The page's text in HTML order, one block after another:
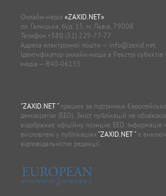
Онлайн-медіа «ZAXID.NET»
пл. Галицька, буд. 15, м. Львів, 79008
Телефон +380 (32) 229-77-77
Адреса електронної пошти — info@zaxid.net
Ідентифікатор онлайн-медіа в Реєстрі суб'єктів
медіа — R40-06155
"ZAXID.NET "працює за підтримки
демократію (EED). Зміст публікацій не
відображає офіційну позицію EED. Інформація
висловлені у публікаціях "ZAXID.NET "є
відповідальністю редакції.